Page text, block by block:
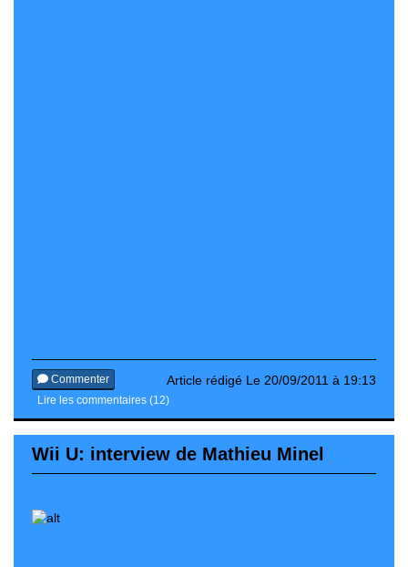
Article rédigé Le 20/09/2011 à 19:13
Commenter
Lire les commentaires (12)
Wii U: interview de Mathieu Minel